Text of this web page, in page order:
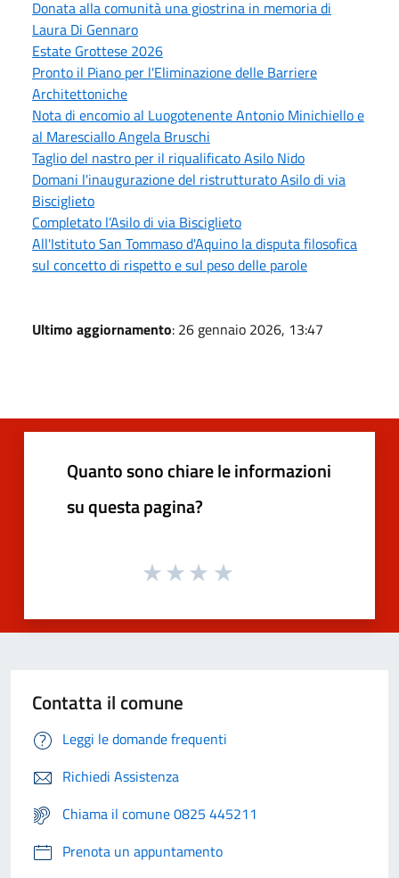
Donata alla comunità una giostrina in memoria di
Laura Di Gennaro
Estate Grottese 2026
Pronto il Piano per l'Eliminazione delle Barriere
Architettoniche
Nota di encomio al Luogotenente Antonio Minichiello e
al Maresciallo Angela Bruschi
Taglio del nastro per il riqualificato Asilo Nido
Domani l'inaugurazione del ristrutturato Asilo di via
Bisciglieto
Completato l’Asilo di via Bisciglieto
All'Istituto San Tommaso d'Aquino la disputa filosofica
sul concetto di rispetto e sul peso delle parole
Ultimo aggiornamento: 26 gennaio 2026, 13:47
Quanto sono chiare le informazioni
su questa pagina?
Contatta il comune
Leggi le domande frequenti
Richiedi Assistenza
Chiama il comune 0825 445211
Prenota un appuntamento